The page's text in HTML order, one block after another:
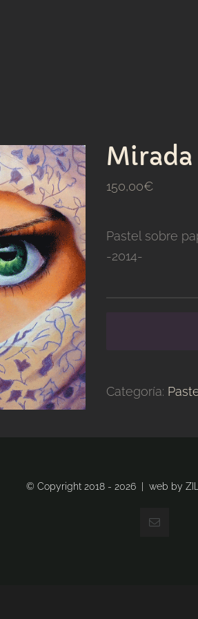
Mirada
150,00€
Pastel sobre
-2014-
Categoría:
© Copyright 2018 - 2026 | web by
Correo